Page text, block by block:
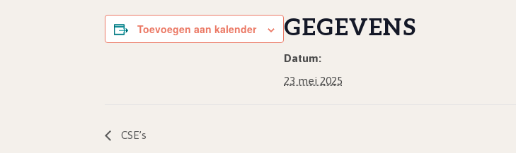
Toevoegen aan kalender GEGEVENS
Datum:
23 mei 2025
CSE’s